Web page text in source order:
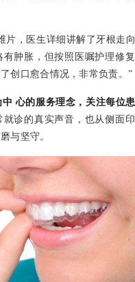
片，医生详细讲解了牙根走
肿胀，但按照医嘱护理修复
创口愈合情况，非常负责。”
心的服务理念，关注每位
就诊的真实声音，也从侧面
与坚守。